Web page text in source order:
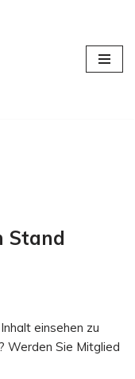
Stand
einsehen zu
Werden Sie Mitglied